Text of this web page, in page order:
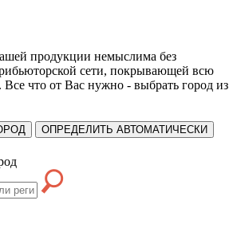
продукции немыслима без
сети, покрывающей всю
Все что от Вас нужно - выбрать город из
ОПРЕДЕЛИТЬ АВТОМАТИЧЕСКИ